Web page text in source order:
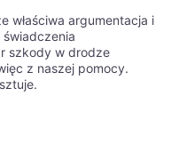
właściwa argumentacja i
szkody w drodze
z naszej pomocy.